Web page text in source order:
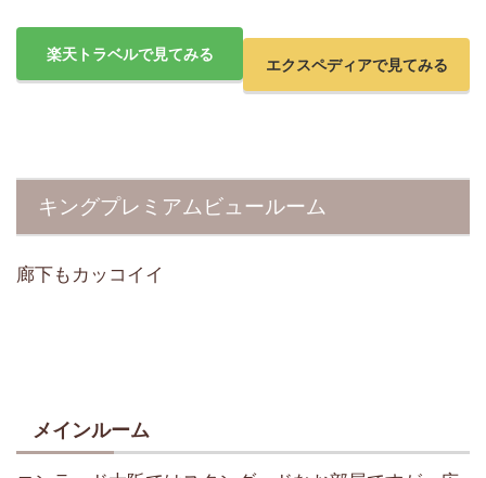
楽天トラベルで見てみる
エクスペディアで見てみる
キングプレミアムビュールーム
廊下もカッコイイ
メインルーム